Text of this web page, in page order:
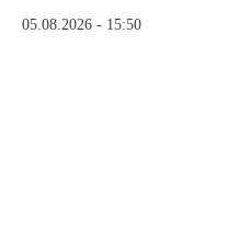
05.08.2026 - 15:50